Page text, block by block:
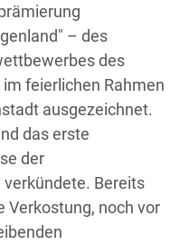
– des
des
feierlichen Rahmen
ausgezeichnet.
das erste
der
Bereits
Verkostung, noch vor